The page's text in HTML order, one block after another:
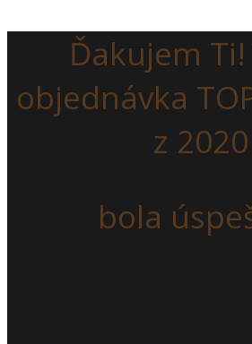
Ďakujem
objednávka
z 2020
bola